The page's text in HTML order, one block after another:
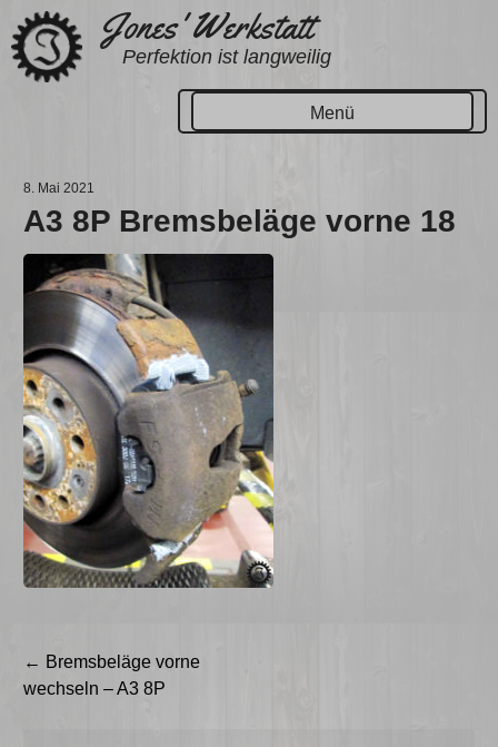
Zum
Inhalt
springen
Jones' Werkstatt
Perfektion ist langweilig
Menü
8. Mai 2021
A3 8P Bremsbeläge vorne 18
Beitragsnavigation
← Bremsbeläge vorne
wechseln – A3 8P